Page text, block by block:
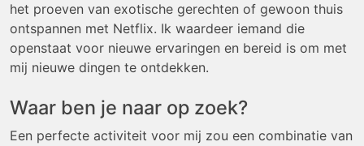
het proeven van exotische gerechten of gewoon thuis
ontspannen met Netflix. Ik waardeer iemand die
openstaat voor nieuwe ervaringen en bereid is om met
mij nieuwe dingen te ontdekken.
Waar ben je naar op zoek?
Een perfecte activiteit voor mij zou een combinatie van